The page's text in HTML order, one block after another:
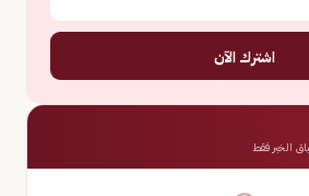
اشترك الآن
الخبر فقط